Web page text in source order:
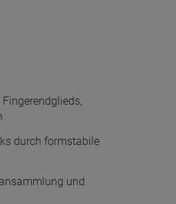
durch formstabile
und